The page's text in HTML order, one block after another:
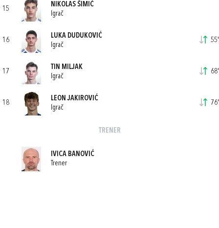
15
NIKOLAS ŠIMIĆ
Igrač
16
LUKA DUDUKOVIĆ
Igrač
55'
17
TIN MILJAK
Igrač
68'
18
LEON JAKIROVIĆ
Igrač
76'
TRENER
IVICA BANOVIĆ
Trener